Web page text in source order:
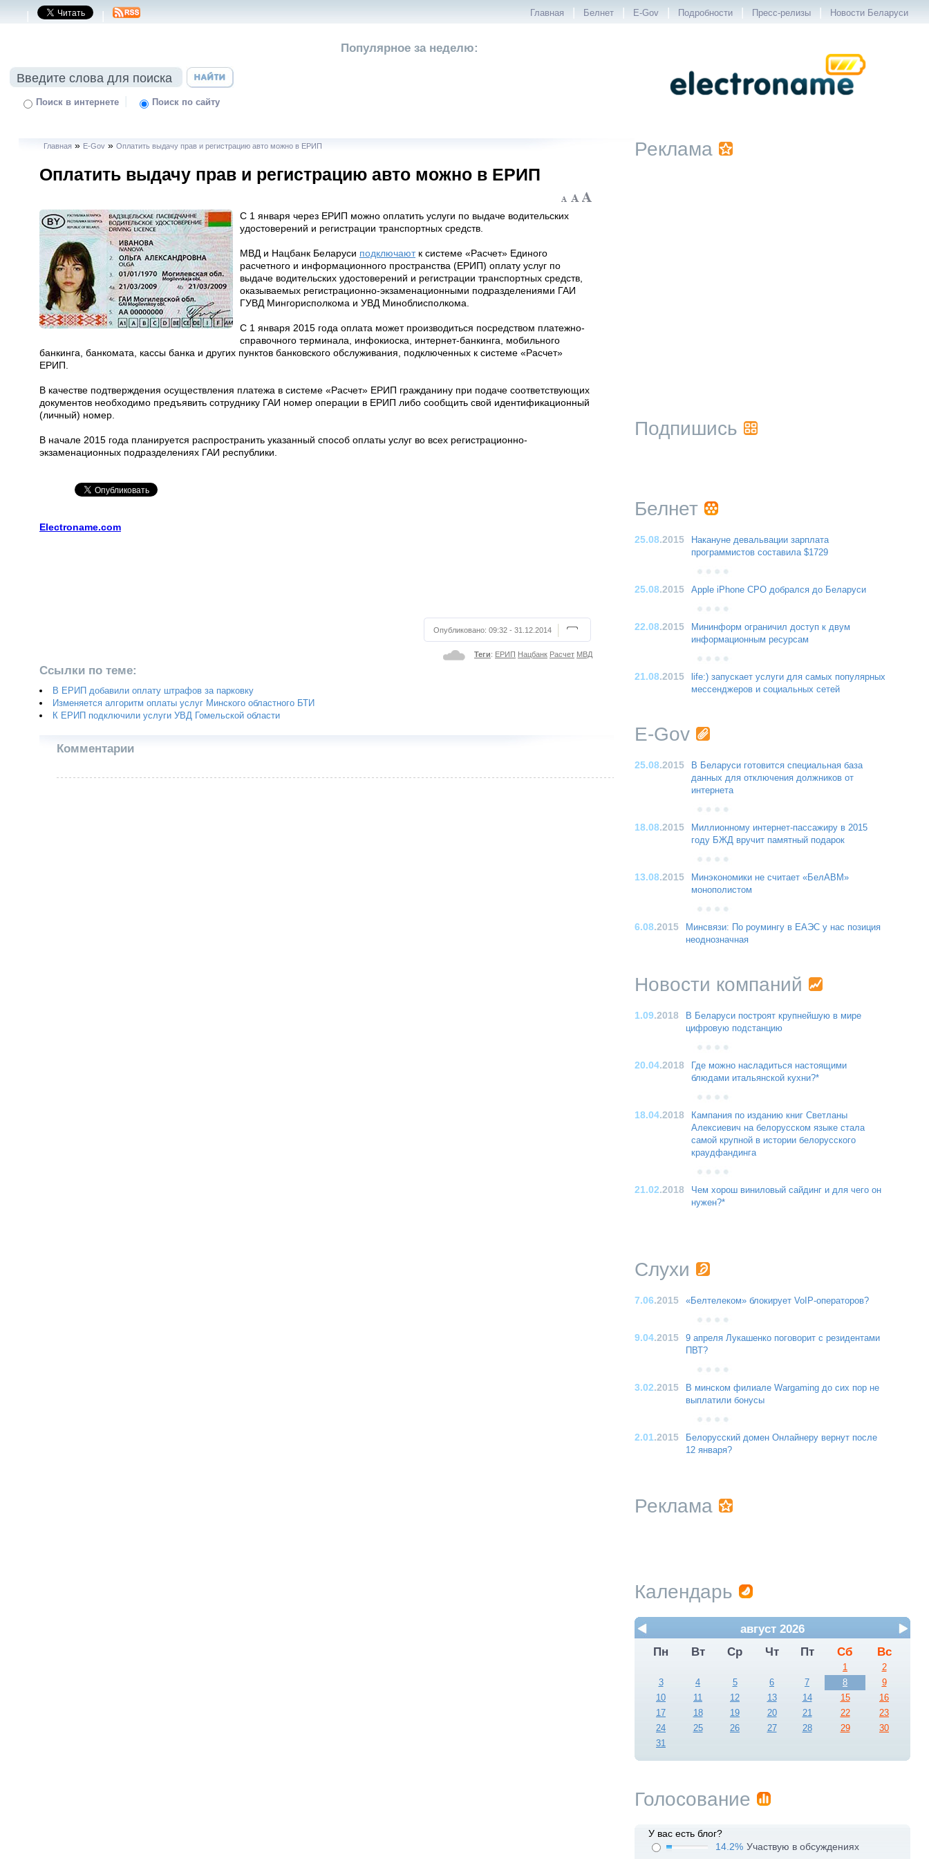
| | Главная | Белнет | E-Gov | Подробности | Пресс-релизы | Новости Беларуси
Поиск в интернете | Поиск по сайту
Популярное за неделю:
Главная » E-Gov» Оплатить выдачу прав и регистрацию авто можно в ЕРИП
Оплатить выдачу прав и регистрацию авто можно в ЕРИП
С 1 января через ЕРИП можно оплатить услуги по выдаче водительских
удостоверений и регистрации транспортных средств.
МВД и Нацбанк Беларуси подключаютк системе «Расчет» Единого
расчетного и информационного пространства (ЕРИП) оплату услуг по
выдаче водительских удостоверений и регистрации транспортных средств,
оказываемых регистрационно-экзаменационными подразделениями ГАИ
ГУВД Мингорисполкома и УВД Миноблисполкома.
С 1 января 2015 года оплата может производиться посредством платежно-
справочного терминала, инфокиоска, интернет-банкинга, мобильного
банкинга, банкомата, кассы банка и других пунктов банковского обслуживания, подключенных к системе «Расчет»
ЕРИП.
В качестве подтверждения осуществления платежа в системе «Расчет» ЕРИП гражданину при подаче соответствующих
документов необходимо предъявить сотруднику ГАИ номер операции в ЕРИП либо сообщить свой идентификационный
(личный) номер.
В начале 2015 года планируется распространить указанный способ оплаты услуг во всех регистрационно-
экзаменационных подразделениях ГАИ республики.
Electroname.com
Опубликовано: 09:32 - 31.12.2014
Теги: ЕРИП Нацбанк Расчет МВД
Ссылки по теме:
В ЕРИП добавили оплату штрафов за парковку
Изменяется алгоритм оплаты услуг Минского областного БТИ
К ЕРИП подключили услуги УВД Гомельской области
Комментарии
Реклама
Подпишись
Белнет
25.08.2015
Накануне девальвации зарплата
программистов составила $1729
25.08.2015 Apple iPhone CPO добрался до Беларуси
22.08.2015
Мининформ ограничил доступ к двум
информационным ресурсам
21.08.2015
life:) запускает услуги для самых популярных
мессенджеров и социальных сетей
E-Gov
25.08.2015
В Беларуси готовится специальная база
данных для отключения должников от
интернета
18.08.2015
Миллионному интернет-пассажиру в 2015
году БЖД вручит памятный подарок
13.08.2015
Минэкономики не считает «БелАВМ»
монополистом
6.08.2015
Минсвязи: По роумингу в ЕАЭС у нас позиция
неоднозначная
Новости компаний
1.09.2018
В Беларуси построят крупнейшую в мире
цифровую подстанцию
20.04.2018
Где можно насладиться настоящими
блюдами итальянской кухни?*
18.04.2018
Кампания по изданию книг Светланы
Алексиевич на белорусском языке стала
самой крупной в истории белорусского
краудфандинга
21.02.2018
Чем хорош виниловый сайдинг и для чего он
нужен?*
Слухи
7.06.2015 «Белтелеком» блокирует VoIP-операторов?
9.04.2015
9 апреля Лукашенко поговорит с резидентами
ПВТ?
3.02.2015
В минском филиале Wargaming до сих пор не
выплатили бонусы
2.01.2015
Белорусский домен Онлайнеру вернут после
12 января?
Реклама
Календарь
август 2026
Пн
Вт Ср Чт Пт Сб Вс
1
2
3
4 5 6 7 8
9
10
11 12 13 14 15
16
17
18 19 20 21 22
23
24
25 26 27 28 29
30
31
Голосование
У вас есть блог?
14.2% Участвую в обсуждениях